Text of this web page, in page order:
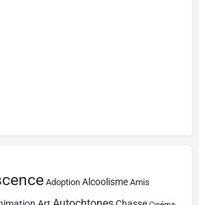
Adoption Alcoolisme Amis